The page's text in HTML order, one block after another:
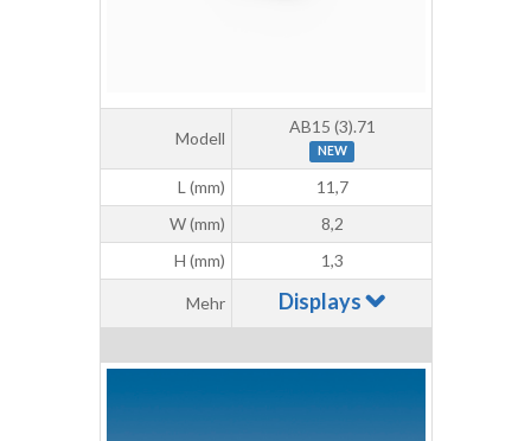
Modell
AB15 (3).71
NEW
L (mm)
11,7
W (mm)
8,2
H (mm)
1,3
Mehr Displays